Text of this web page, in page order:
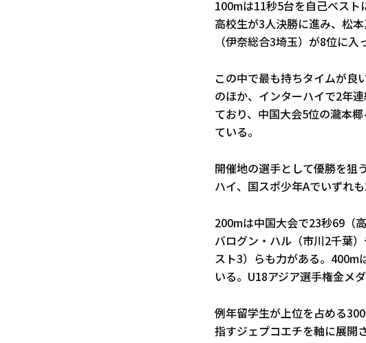
100mは11秒5台を自己ベスト
高校生が3人決勝に進み、松
（伊奈総合3埼玉）が8位に入
この中で最も持ちタイムが良
のほか、インターハイで2年
ており、中国大会5位の瀧本
ている。
開催地の選手として優勝を狙
ハイ、国スポ少年Aでいずれ
200mは中国大会で23秒69（
バログン・ハル（市川2千葉
スト3）らも力がある。400m
いる。U18アジア選手権金メ
例年留学生が上位を占める
指すジェプコエチを軸に展開